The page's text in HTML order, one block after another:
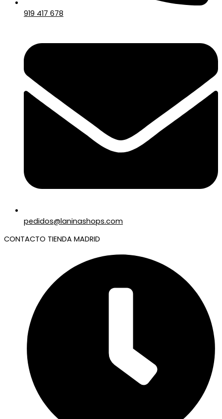
919 417 678
pedidos@laninashops.com
CONTACTO TIENDA MADRID